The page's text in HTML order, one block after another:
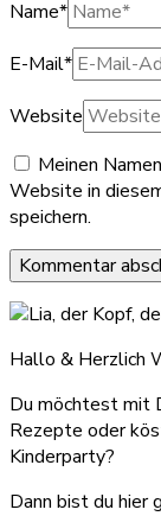
Name*
E-Mail*
Website
Meinen
Website in
speichern.
Hallo & Herzlich
Du möchtest mit
Rezepte oder
Kinderparty?
Dann bist du hier